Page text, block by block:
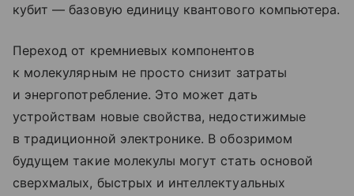
кубит — базовую единицу квантового компьютера.
Переход от кремниевых компонентов
к молекулярным не просто снизит затраты
и энергопотребление. Это может дать
устройствам новые свойства, недостижимые
в традиционной электронике. В обозримом
будущем такие молекулы могут стать основой
сверхмалых, быстрых и интеллектуальных